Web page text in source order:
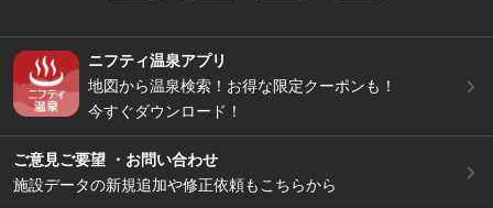
ニフティ温泉アプリ
地図から温泉検索！お得な限定クーポンも！
今すぐダウンロード！
ご意見ご要望 ・お問い合わせ
施設データの新規追加や修正依頼もこちらから